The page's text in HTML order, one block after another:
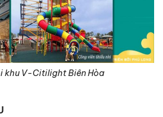
khu V-Citilight Biên Hòa